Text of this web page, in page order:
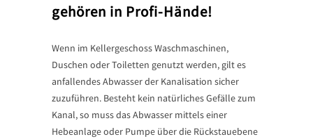
gehören in Profi-Hände!
Wenn im Kellergeschoss Waschmaschinen,
Duschen oder Toiletten genutzt werden, gilt es
anfallendes Abwasser der Kanalisation sicher
zuzuführen. Besteht kein natürliches Gefälle zum
Kanal, so muss das Abwasser mittels einer
Hebeanlage oder Pumpe über die Rückstauebene